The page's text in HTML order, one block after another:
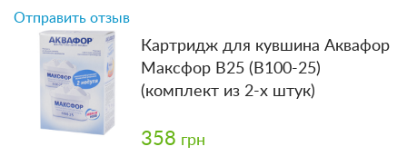
Отправить отзыв
Картридж для кувшина Аквафор
Максфор В25 (В100-25)
(комплект из 2-х штук)
358 грн